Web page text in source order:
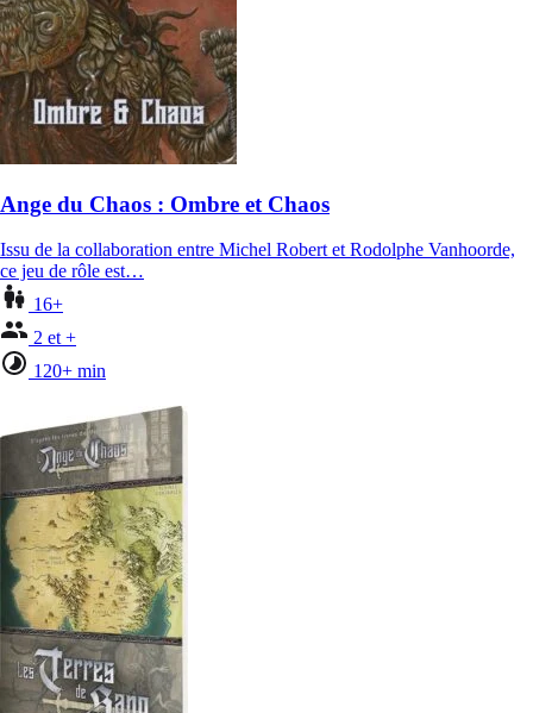
Ange du Chaos : Ombre et Chaos
Issu de la collaboration entre Michel Robert et Rodolphe Vanhoorde,
ce jeu de rôle est…
16+
2 et +
120+ min